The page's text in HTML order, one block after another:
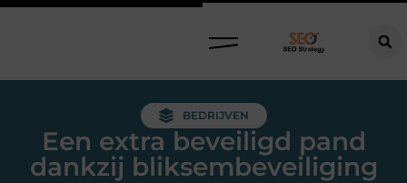
BEDRIJVEN
Een extra beveiligd pand
dankzij bliksembeveiliging